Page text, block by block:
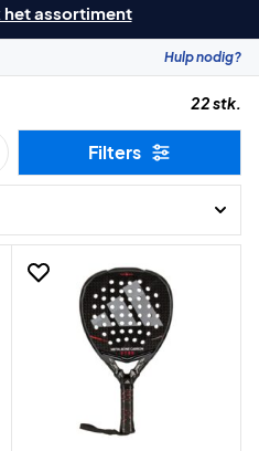
het assortiment
Hulp nodig?
22 stk.
Filters